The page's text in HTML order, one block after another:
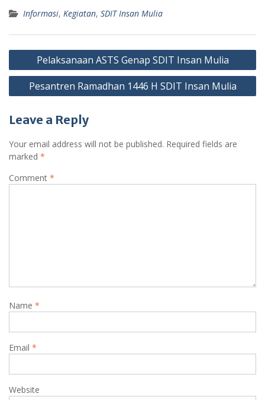
Informasi, Kegiatan, SDIT Insan Mulia
Post
navigation
Pelaksanaan ASTS Genap SDIT Insan Mulia
Pesantren Ramadhan 1446 H SDIT Insan Mulia
Leave a Reply
Your email address will not be published. Required fields are
marked *
Comment *
Name *
Email *
Website